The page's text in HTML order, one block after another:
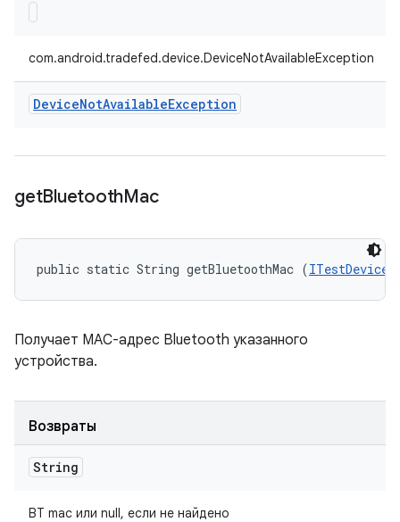
com.android.tradefed.device.DeviceNotAvailableException
DeviceNotAvailableException
getBluetoothMac
public static String getBluetoothMac (ITestDevice
Получает MAC-адрес Bluetooth указанного
устройства.
Возвраты
String
BT mac или null, если не найдено